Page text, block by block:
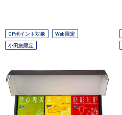
OPポイント対象
Web限定
小田急限定